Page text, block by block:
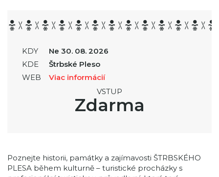
KDY
Ne 30. 08. 2026
KDE
Štrbské Pleso
WEB
Viac informácií
VSTUP
Zdarma
Poznejte historii, památky a zajímavosti ŠTRBSKÉHO
PLESA během kulturně – turistické procházky s